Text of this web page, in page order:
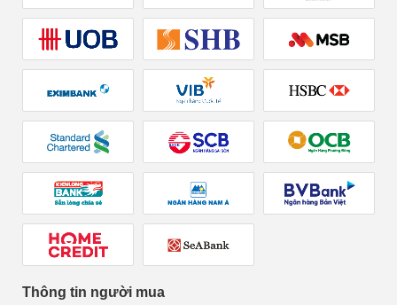
Thông tin người mua